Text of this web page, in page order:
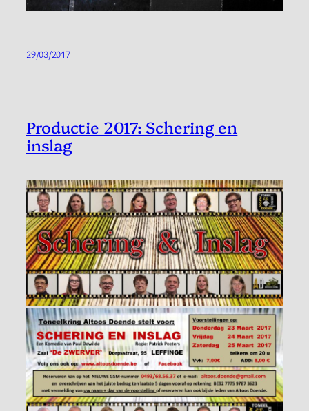
29/03/2017
Productie 2017: Schering en
inslag